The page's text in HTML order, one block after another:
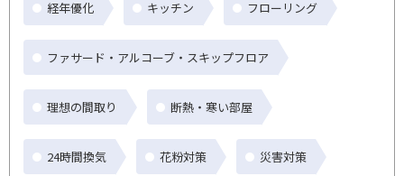
経年優化 キッチン フローリング
ファサード・アルコーブ・スキップフロア
理想の間取り 断熱・寒い部屋
24時間換気 花粉対策 災害対策